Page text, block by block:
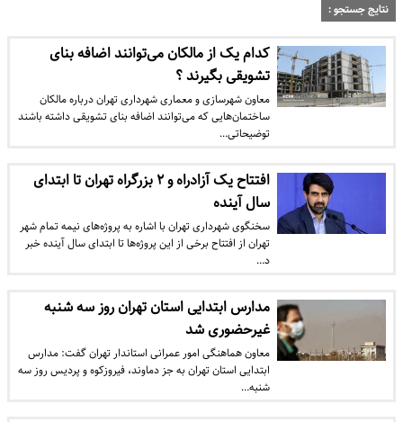
نتایج جستجو :
کدام یک از مالکان می‌توانند اضافه بنای
تشویقی بگیرند ؟
معاون شهرسازی و معماری شهرداری تهران درباره مالکان
ساختمان‌هایی که می‌توانند اضافه بنای تشویقی داشته باشند
توضیحاتی…
افتتاح یک آزادراه و ۲ بزرگراه تهران تا ابتدای
سال آینده
سخنگوی شهرداری تهران با اشاره به پروژه‌های نیمه تمام شهر
تهران از افتتاح برخی از این پروژه‌ها تا ابتدای سال آینده خبر
د…
مدارس ابتدایی استان تهران روز سه شنبه
غیرحضوری شد
معاون هماهنگی امور عمرانی استاندار تهران گفت: مدارس
ابتدایی استان تهران به جز دماوند، فیروزکوه و پردیس روز سه
شنبه…